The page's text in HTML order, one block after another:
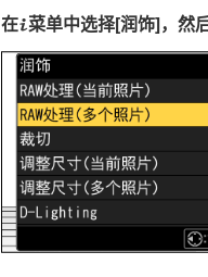
在i菜单中选择[润饰]，然